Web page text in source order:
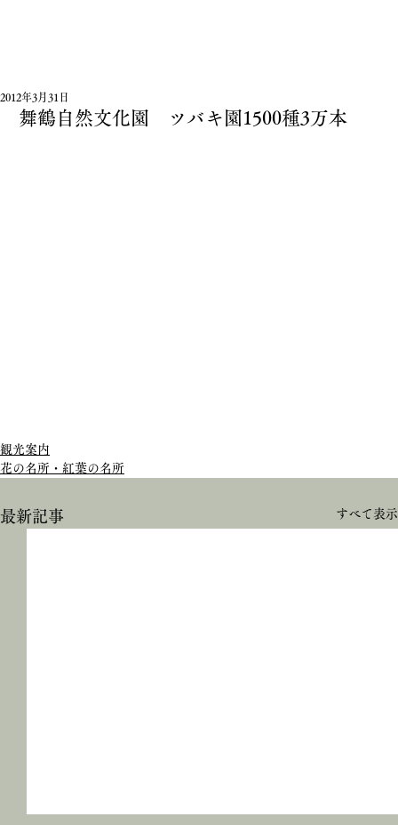
舞鶴自然文化園 ツバキ園1500種3万本
2012年3月31日
観光案内
花の名所・紅葉の名所
最新記事 すべて表示